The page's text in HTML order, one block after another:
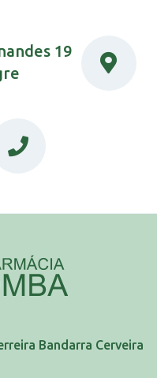
19
Bandarra Cerveira